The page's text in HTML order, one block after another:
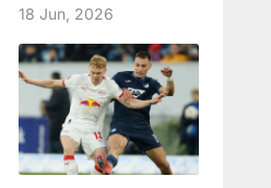
18 Jun, 2026